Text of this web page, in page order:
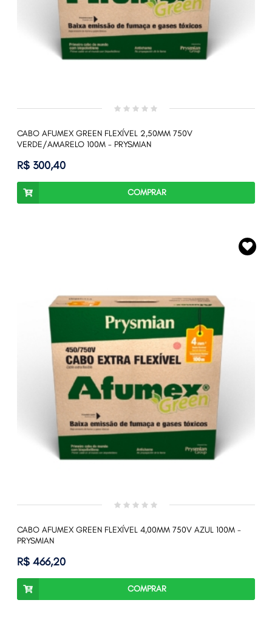
CABO AFUMEX GREEN FLEXÍVEL 2,50MM 750V
VERDE/AMARELO 100M - PRYSMIAN
R$ 300,40
COMPRAR
CABO AFUMEX GREEN FLEXÍVEL 4,00MM 750V AZUL 100M -
PRYSMIAN
R$ 466,20
COMPRAR